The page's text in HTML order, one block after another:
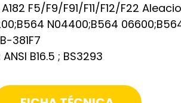
F5/F9/F91/F11/F12/F22
N04400;B564
381F7
ANSI B16.5 ; BS3293